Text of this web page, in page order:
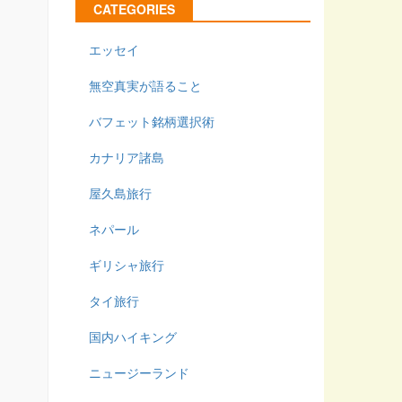
CATEGORIES
エッセイ
無空真実が語ること
バフェット銘柄選択術
カナリア諸島
屋久島旅行
ネパール
ギリシャ旅行
タイ旅行
国内ハイキング
ニュージーランド